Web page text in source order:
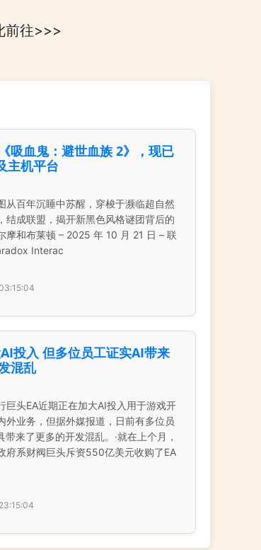
前往>>>
吸血鬼：避世血族 2》，现已
主机平台
从百年沉睡中苏醒，穿梭于濒临超自然
结成联盟，揭开新黑色风格谜团背后的
摩和布莱顿 – 2025 年 10 月 21 日 – 联
Interac
投入 但多位员工证实AI带来
混乱
巨头EA近期正在加大AI投入用于游戏开
外业务，但据外媒报道，日前有多位员
带来了更多的开发混乱。·就在上个月，
府系财阀巨头斥资550亿美元收购了EA